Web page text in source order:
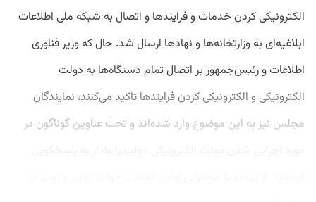
الکترونیکی کردن خدمات و فرایندها و اتصال به شبکه ملی اطلاعات
ابلاغیه‌ای به وزارتخانه‌ها و نهادها ارسال شد. حال که وزیر فناوری
اطلاعات و رئیس‌جمهور بر اتصال تمام دستگاه‌ها به دولت
الکترونیکی و الکترونیکی کردن فرایندها تاکید می‌کنند، نمایندگان
مجلس نیز به این موضوع وارد شده‌اند و تحت عناوین گوناگون در